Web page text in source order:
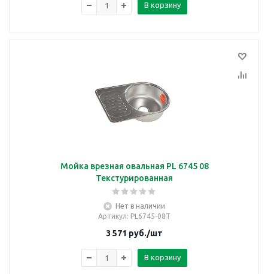
В корзину
Мойка врезная овальная PL 6745 08
Текстурированная
Нет в наличии
Артикул: PL6745-08Т
3 571 руб./шт
В корзину